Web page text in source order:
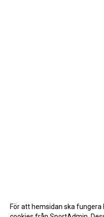
För att hemsidan ska